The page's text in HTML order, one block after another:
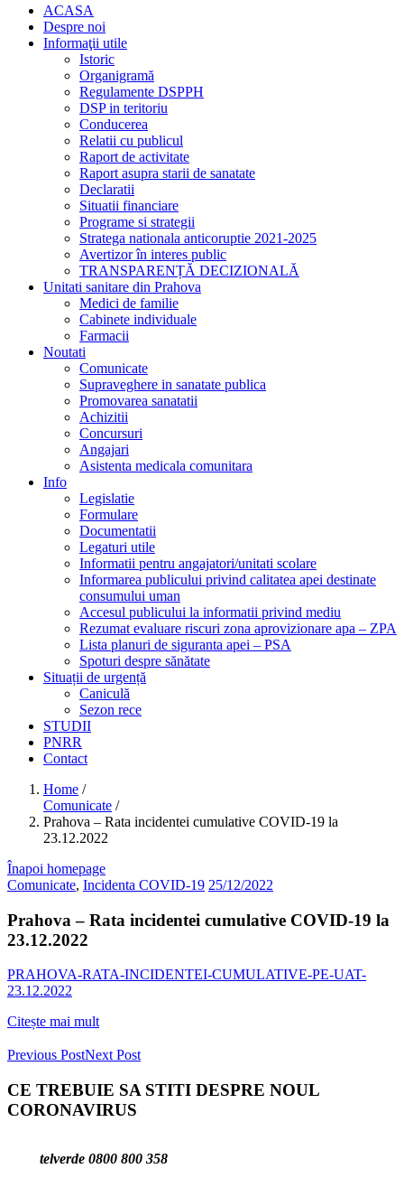
ACASA
Despre noi
Informaţii utile
Istoric
Organigramă
Regulamente DSPPH
DSP in teritoriu
Conducerea
Relatii cu publicul
Raport de activitate
Raport asupra starii de sanatate
Declaratii
Situatii financiare
Programe si strategii
Stratega nationala anticoruptie 2021-2025
Avertizor în interes public
TRANSPARENȚĂ DECIZIONALĂ
Unitati sanitare din Prahova
Medici de familie
Cabinete individuale
Farmacii
Noutati
Comunicate
Supraveghere in sanatate publica
Promovarea sanatatii
Achizitii
Concursuri
Angajari
Asistenta medicala comunitara
Info
Legislatie
Formulare
Documentatii
Legaturi utile
Informatii pentru angajatori/unitati scolare
Informarea publicului privind calitatea apei destinate
consumului uman
Accesul publicului la informatii privind mediu
Rezumat evaluare riscuri zona aprovizionare apa – ZPA
Lista planuri de siguranta apei – PSA
Spoturi despre sănătate
Situații de urgență
Caniculă
Sezon rece
STUDII
PNRR
Contact
Home /
Comunicate /
Prahova – Rata incidentei cumulative COVID-19 la
23.12.2022
Înapoi homepage
Comunicate, Incidenta COVID-19 25/12/2022
Prahova – Rata incidentei cumulative COVID-19 la
23.12.2022
PRAHOVA-RATA-INCIDENTEI-CUMULATIVE-PE-UAT-
23.12.2022
Citește mai mult
Previous PostNext Post
CE TREBUIE SA STITI DESPRE NOUL
CORONAVIRUS
telverde 0800 800 358